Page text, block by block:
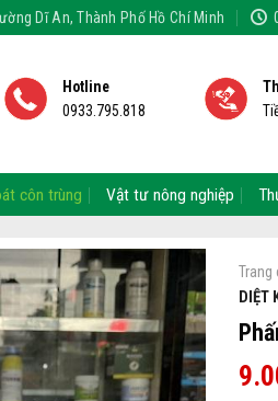
Dĩ An, Thành Phố Hồ Chí Minh
Hotline
0933.795.818
côn trùng Vật tư nông nghiệp
Trang
DIỆT